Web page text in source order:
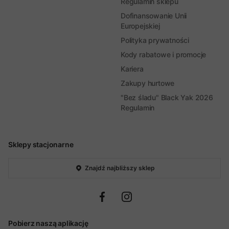
Sklepy stacjonarne
Znajdź najbliższy sklep
Pobierz naszą aplikację
Dofinansowanie Unii
Europejskiej
Polityka prywatności
Kody rabatowe i promocje
Kariera
Zakupy hurtowe
"Bez śladu" Black Yak 2026
Regulamin